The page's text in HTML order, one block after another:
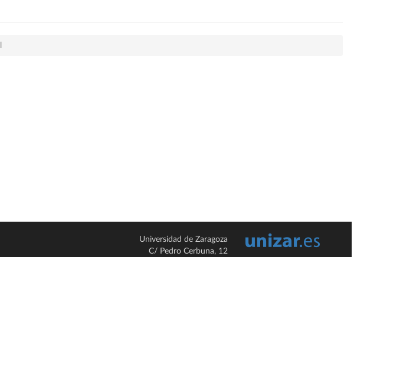
Universidad de Zaragoza
C/ Pedro Cerbuna, 12